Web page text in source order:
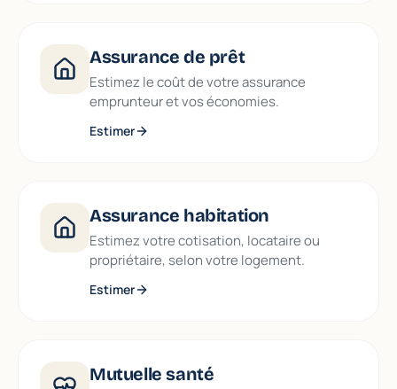
Assurance de prêt
Estimez le coût de votre assurance
emprunteur et vos économies.
Estimer
Assurance habitation
Estimez votre cotisation, locataire ou
propriétaire, selon votre logement.
Estimer
Mutuelle santé